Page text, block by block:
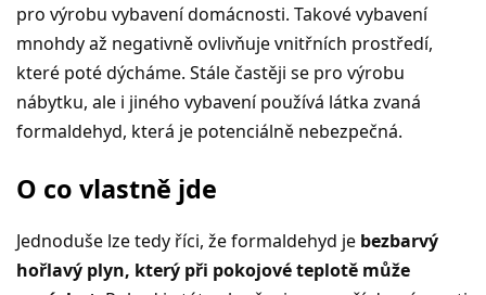
pro výrobu vybavení domácnosti. Takové vybavení
mnohdy až negativně ovlivňuje vnitřních prostředí,
které poté dýcháme. Stále častěji se pro výrobu
nábytku, ale i jiného vybavení používá látka zvaná
formaldehyd, která je potenciálně nebezpečná.
O co vlastně jde
Jednoduše lze tedy říci, že formaldehyd je bezbarvý
hořlavý plyn, který při pokojové teplotě může